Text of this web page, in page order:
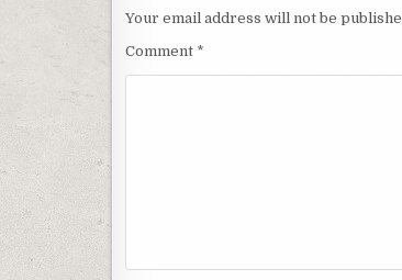
Your email address will not be
Comment *